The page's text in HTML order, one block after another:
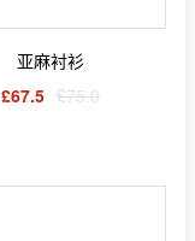
亚麻衬衫
£67.5 £75.0